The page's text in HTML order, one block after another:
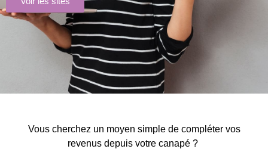
Vous cherchez un moyen simple de compléter vos
revenus depuis votre canapé ?